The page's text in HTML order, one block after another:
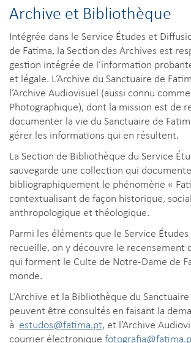
Archive et Bibliothèque
Intégrée dans le Service Études et
de Fatima, la Section des Archives est
gestion intégrée de l’information
et légale. L’Archive du Sanctuaire de
l’Archive Audiovisuel (aussi connu
Photographique), dont la mission est de
documenter la vie du Sanctuaire de
gérer les informations qui en résultent.
La Section de Bibliothèque du Service
sauvegarde une collection qui documente
bibliographiquement le phénomène «
contextualisant de façon historique,
anthropologique et théologique.
Parmi les éléments que le Service
recueille, on y découvre le recensement
qui forment le Culte de Notre-Dame de
monde.
L’Archive et la Bibliothèque du
peuvent être consultés en faisant la
à estudos@fatima.pt, et l’Archive
courrier électronique